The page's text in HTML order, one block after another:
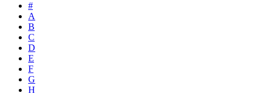
#
A
B
C
D
E
F
G
H